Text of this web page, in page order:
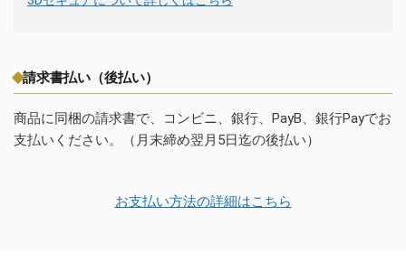
請求書払い（後払い）
商品に同梱の請求書で、コンビニ、銀行、PayB、銀行Payでお
支払いください。（月末締め翌月5日迄の後払い）
お支払い方法の詳細はこちら